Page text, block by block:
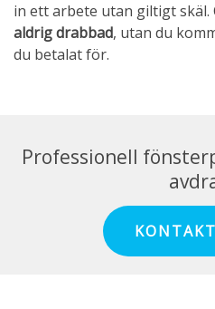
in ett arbete utan giltigt skäl.
aldrig drabbad, utan du
du betalat för.
Professionell